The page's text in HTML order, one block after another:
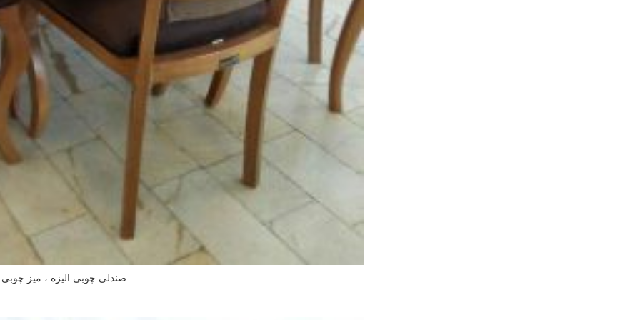
صندلی چوبی الیزه ، میز چوبی
اطلاعات بیشتر